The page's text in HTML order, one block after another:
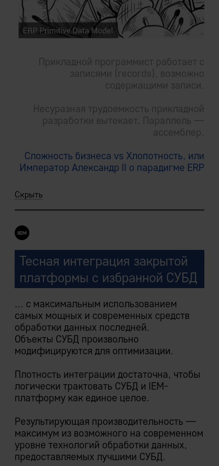
Прикладной программист работает с
записями (records), возможно
содержащими записи.
Несуразная трудоемкость прикладной
разработки вытекает. Параллель —
ассемблер.
Сложность бизнеса vs Хлопотность, или
Император Александр II о парадигме ERP
Скрыть
Тесная интеграция закрытой
платформы с избранной СУБД
... с максимальным использованием
самых мощных и современных средств
обработки данных последней.
Объекты СУБД произвольно
модифицируются для оптимизации.
Плотность интеграции достаточна, чтобы
логически трактовать СУБД и IEM-
платформу как единое целое.
Результирующая производительность —
максимум из возможного на современном
уровне технологий обработки данных,
предоставляемых лучшими СУБД.